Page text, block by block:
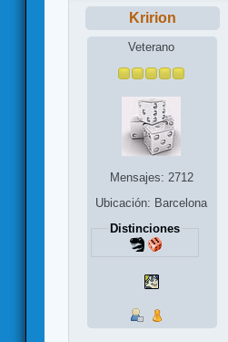
Kririon
Veterano
Mensajes: 2712
Ubicación: Barcelona
Distinciones